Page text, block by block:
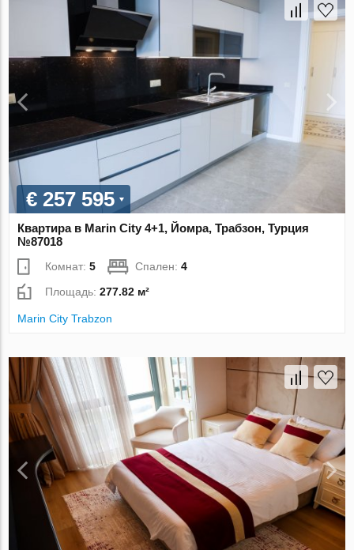
€ 257 595
Квартира в Marin City 4+1, Йомра, Трабзон, Турция
№87018
Комнат:5 Спален:4
Площадь:277.82 м²
Marin City Trabzon